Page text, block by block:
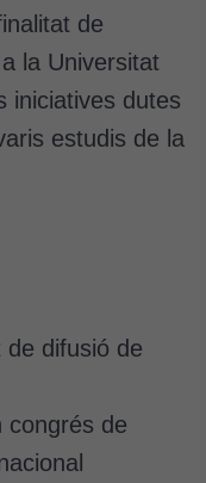
de
la Universitat
iniciatives dutes
estudis de la
de difusió de
congrés de